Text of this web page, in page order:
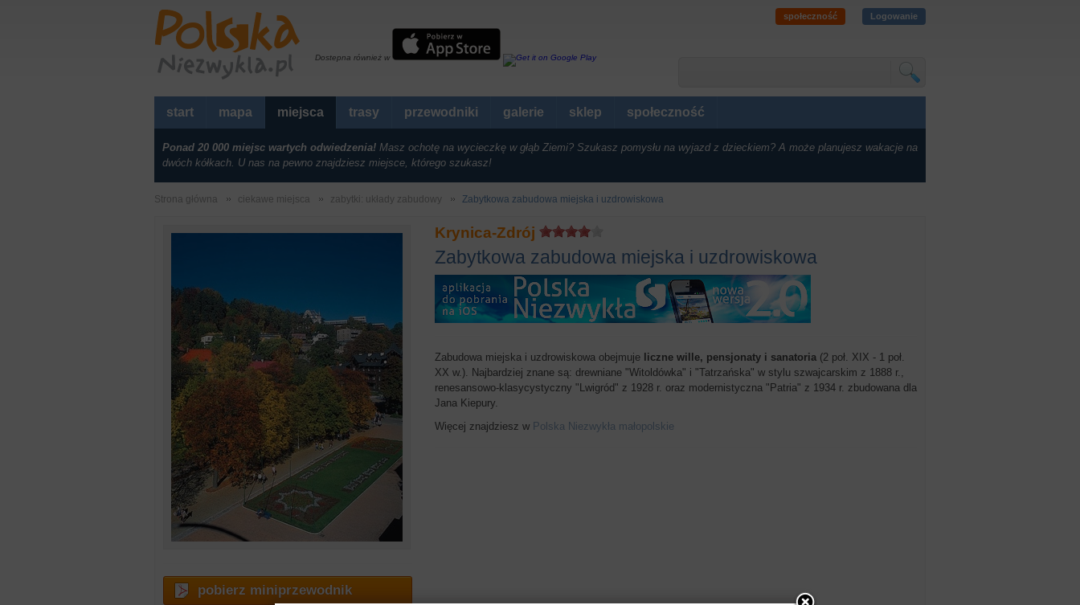
Dostepna również w
społeczność Logowanie
start mapa miejsca trasy przewodniki galerie sklep społeczność
Ponad 20 000 miejsc wartych odwiedzenia! Masz ochotę na wycieczkę w głąb Ziemi? Szukasz pomysłu na wyjazd z dzieckiem? A może planujesz wakacje na
dwóch kółkach. U nas na pewno znajdziesz miejsce, którego szukasz!
Strona główna ciekawe miejsca zabytki: układy zabudowy Zabytkowa zabudowa miejska i uzdrowiskowa
Krynica-Zdrój
Zabytkowa zabudowa miejska i uzdrowiskowa
Zabudowa miejska i uzdrowiskowa obejmuje liczne wille, pensjonaty i sanatoria (2 poł. XIX - 1 poł.
XX w.). Najbardziej znane są: drewniane "Witoldówka" i "Tatrzańska" w stylu szwajcarskim z 1888 r.,
renesansowo-klasycystyczny "Lwigród" z 1928 r. oraz modernistyczna "Patria" z 1934 r. zbudowana dla
Jana Kiepury.
Więcej znajdziesz w Polska Niezwykła małopolskie
pobierz miniprzewodnik